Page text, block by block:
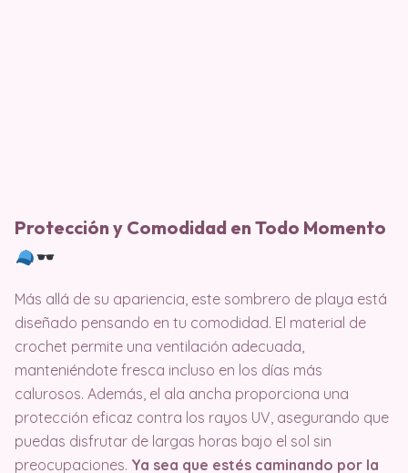
Protección y Comodidad en Todo Momento
Más allá de su apariencia, este sombrero de playa está
diseñado pensando en tu comodidad. El material de
crochet permite una ventilación adecuada,
manteniéndote fresca incluso en los días más
calurosos. Además, el ala ancha proporciona una
protección eficaz contra los rayos UV, asegurando que
puedas disfrutar de largas horas bajo el sol sin
preocupaciones. Ya sea que estés caminando por la